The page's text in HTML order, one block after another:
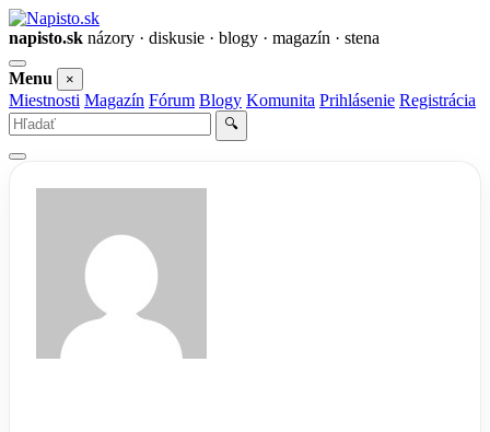
napisto.sk názory · diskusie · blogy · magazín · stena
Otvoriť
menu
Menu ×
Miestnosti Magazín Fórum Blogy Komunita Prihlásenie Registrácia
Vyhľadať
🔍